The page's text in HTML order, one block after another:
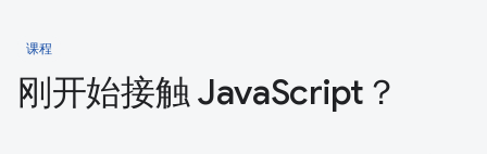
课程
刚开始接触 JavaScript？